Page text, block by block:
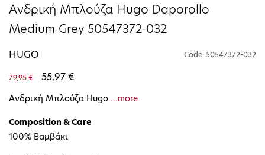
Ανδρική Μπλούζα Hugo Daporollo
Medium Grey 50547372-032
HUGO Code: 50547372-032
79,95 € 55,97 €
Ανδρική Μπλούζα Hugo ...more
Composition & Care
100% Βαμβάκι